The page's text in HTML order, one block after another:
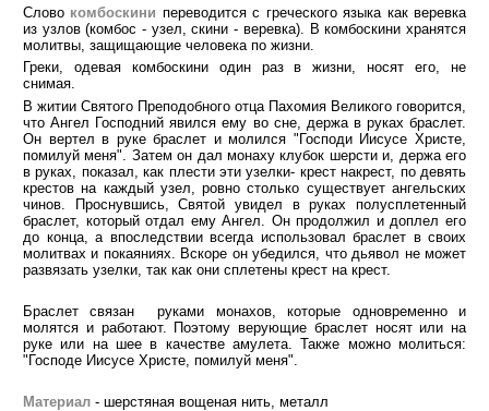
Слово комбоскини переводится с греческого языка как веревка
из узлов (комбос - узел, скини - веревка). В комбоскини хранятся
молитвы, защищающие человека по жизни.
Греки, одевая комбоскини один раз в жизни, носят его, не
снимая.
В житии Святого Преподобного отца Пахомия Великого говорится,
что Ангел Господний явился ему во сне, держа в руках браслет.
Он вертел в руке браслет и молился "Господи Иисусе Христе,
помилуй меня". Затем он дал монаху клубок шерсти и, держа его
в руках, показал, как плести эти узелки- крест накрест, по девять
крестов на каждый узел, ровно столько существует ангельских
чинов. Проснувшись, Святой увидел в руках полусплетенный
браслет, который отдал ему Ангел. Он продолжил и доплел его
до конца, а впоследствии всегда использовал браслет в своих
молитвах и покаяниях. Вскоре он убедился, что дьявол не может
развязать узелки, так как они сплетены крест на крест.
Браслет связан руками монахов, которые одновременно и
молятся и работают. Поэтому верующие браслет носят или на
руке или на шее в качестве амулета. Также можно молиться:
"Господе Иисусе Христе, помилуй меня".
Материал - шерстяная вощеная нить, металл